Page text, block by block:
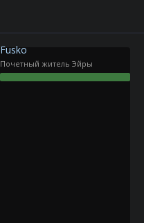
Fusko
Почетный житель Эйры